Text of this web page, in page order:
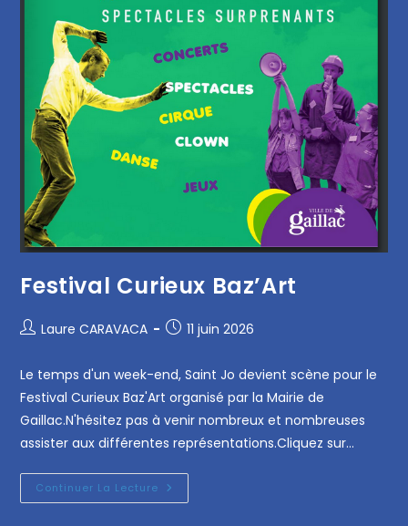
Festival Curieux Baz’Art
Laure CARAVACA 11 juin 2026
Le temps d'un week-end, Saint Jo devient scène pour le
Festival Curieux Baz'Art organisé par la Mairie de
Gaillac.N'hésitez pas à venir nombreux et nombreuses
assister aux différentes représentations.Cliquez sur…
Continuer La Lecture